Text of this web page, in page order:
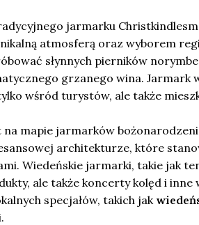
jarmarku
atmosferą oraz wyborem
słynnych pierników
grzanego wina. Jarmark
wśród turystów, ale także
mapie jarmarków
architekturze, które
Wiedeńskie jarmarki, takie jak
ale także koncerty kolęd i
specjałów, takich jak